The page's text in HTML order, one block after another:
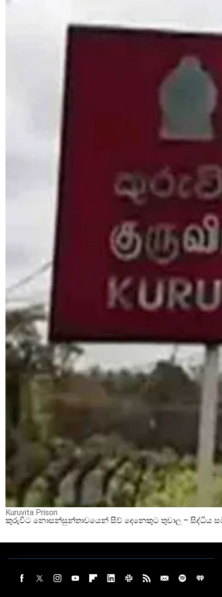
Kuruvita Prison
කුරුවිට නොසන්සුන්තාවයෙන් සිව් දෙනෙකුට තුවාල – සිද්ධිය